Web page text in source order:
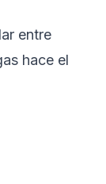
entre
hace el